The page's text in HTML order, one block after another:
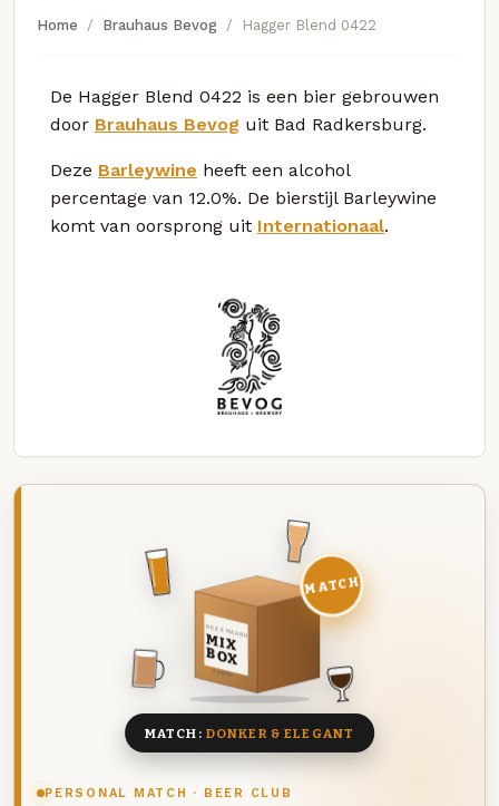
Home Brauhaus Bevog Hagger Blend 0422
De Hagger Blend 0422 is een bier gebrouwen
door Brauhaus Bevog uit Bad Radkersburg.
Deze Barleywine heeft een alcohol
percentage van 12.0%. De bierstijl Barleywine
komt van oorsprong uit Internationaal.
PERSONAL MATCH · BEER CLUB
DEZE MAAND
MIX
BOX
8 BIEREN
MATCH
MATCH: DONKER & ELEGANT